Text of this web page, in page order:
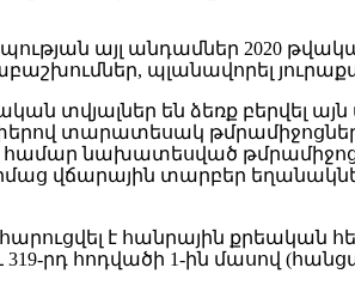
այլ անդամներ 2020
պլանավորել
տվյալներ են ձեռք բերվել
տարատեսակ
նախատեսված
վճարային տարբեր
է հանրային քրեական
րդ հոդվածի 1-ին մասով